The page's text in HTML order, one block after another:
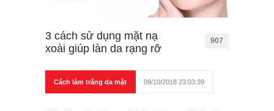
3 cách sử dụng mặt nạ
xoài giúp làn da rạng rỡ
907
Cách làm trắng da mặt 09/10/2018 23:03:39